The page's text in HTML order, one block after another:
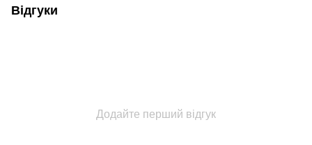
Відгуки
Додайте перший відгук